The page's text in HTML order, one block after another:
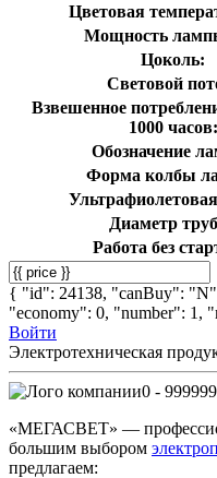
Цветовая
Мощность
Цоколь:
Световой
Взвешенное
1000 часов:
Обозначение
Форма колбы
Диаметр
Работа без
{ "id": 24138, "canBuy":
"economy": 0, "number": 1,
Войти
Электротехническая
0 -
«МЕГАСВЕТ» —
большим выбором
предлагаем: